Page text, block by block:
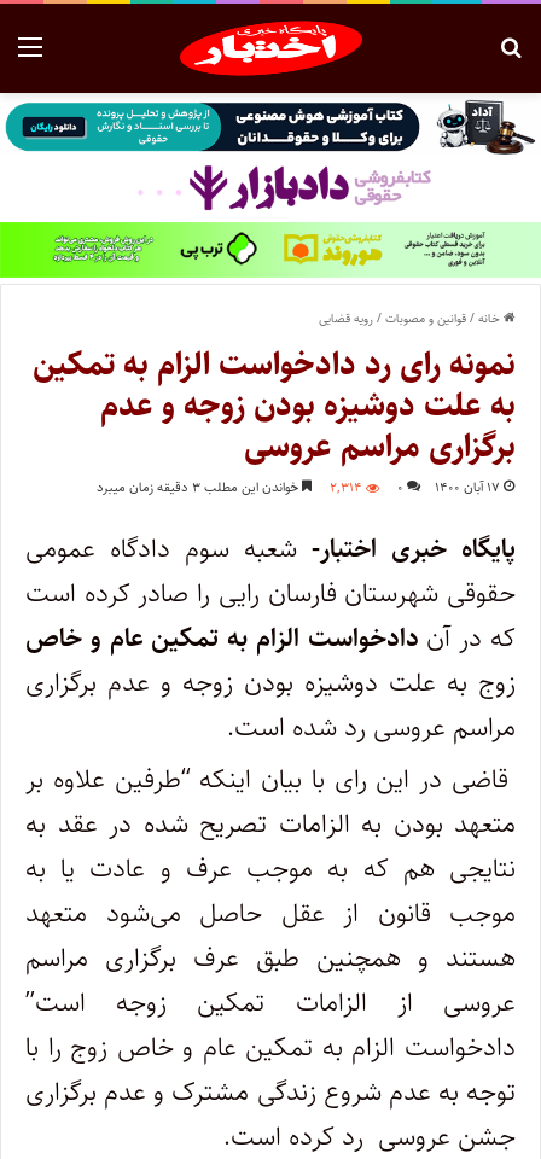
خانه/قوانین و مصوبات/رویه قضایی
نمونه رای رد دادخواست الزام به تمکین
به علت دوشیزه بودن زوجه و عدم
برگزاری مراسم عروسی
۱۷ آبان ۱۴۰۰ ۰ ۲,۳۱۴ خواندن این مطلب ۳ دقیقه زمان میبرد
پایگاه خبری اختبار- شعبه سوم دادگاه عمومی
حقوقی شهرستان فارسان رایی را صادر کرده است
که در آن دادخواست الزام به تمکین عام و خاص
زوج به علت دوشیزه بودن زوجه و عدم برگزاری
مراسم عروسی رد شده است.
قاضی در این رای با بیان اینکه “طرفین علاوه بر
متعهد بودن به الزامات تصریح شده در عقد به
نتایجی هم که به موجب عرف و عادت یا به
موجب قانون از عقل حاصل می‌شود متعهد
هستند و همچنین طبق عرف برگزاری مراسم
عروسی از الزامات تمکین زوجه است”
دادخواست الزام به تمکین عام و خاص زوج را با
توجه به عدم شروع زندگی مشترک و عدم برگزاری
جشن عروسی رد کرده است.